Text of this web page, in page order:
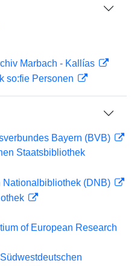
Marbach - Kallías
so:fie Personen
Bayern (BVB)
Staatsbibliothek
Nationalbibliothek (DNB)
of European Research